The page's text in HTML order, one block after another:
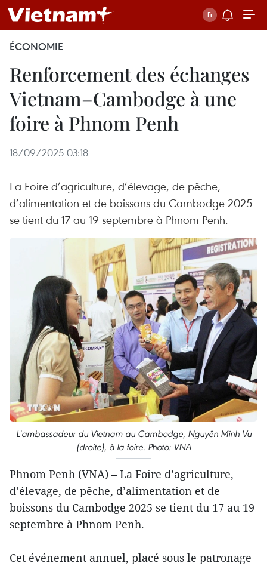
ÉCONOMIE
Renforcement des échanges
Vietnam–Cambodge à une
foire à Phnom Penh
18/09/2025 03:18
La Foire d’agriculture, d’élevage, de pêche,
d’alimentation et de boissons du Cambodge 2025
se tient du 17 au 19 septembre à Phnom Penh.
L'ambassadeur du Vietnam au Cambodge, Nguyên Minh Vu
(droite), à la foire. Photo: VNA
Phnom Penh (VNA) – La Foire d’agriculture,
d’élevage, de pêche, d’alimentation et de
boissons du Cambodge 2025 se tient du 17 au 19
septembre à Phnom Penh.
Cet événement annuel, placé sous le patronage